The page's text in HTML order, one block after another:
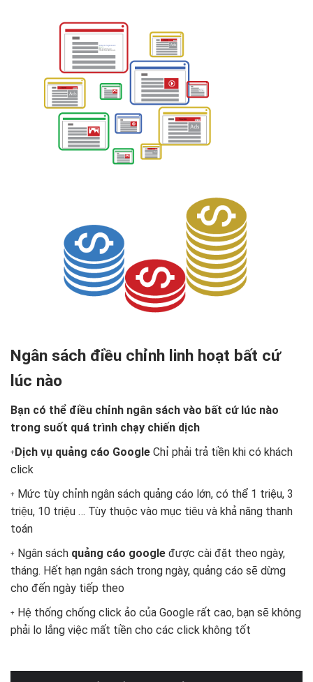
Ngân sách điều chỉnh linh hoạt bất cứ
lúc nào
Bạn có thể điều chỉnh ngân sách vào bất cứ lúc nào
trong suốt quá trình chạy chiến dịch
Dịch vụ quảng cáo Google Chỉ phải trả tiền khi có khách
click
Mức tùy chỉnh ngân sách quảng cáo lớn, có thể 1 triệu, 3
triệu, 10 triệu … Tùy thuộc vào mục tiêu và khả năng thanh
toán
Ngân sách quảng cáo google được cài đặt theo ngày,
tháng. Hết hạn ngân sách trong ngày, quảng cáo sẽ dừng
cho đến ngày tiếp theo
Hệ thống chống click ảo của Google rất cao, bạn sẽ không
phải lo lắng việc mất tiền cho các click không tốt